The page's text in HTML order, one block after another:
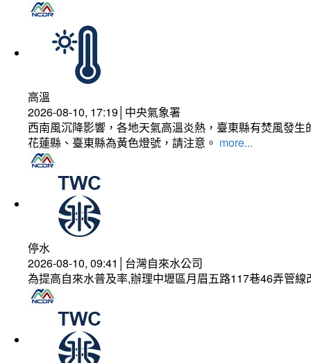
高溫
2026-08-10, 17:19│中央氣象署
西南風沉降影響，各地天氣高溫炎熱，臺東縣有焚風發
花蓮縣、臺東縣為黃色燈號，請注意。 more...
停水
2026-08-10, 09:41│台灣自來水公司
為提高自來水普及率,辦理中壢區月眉五路117巷46弄管